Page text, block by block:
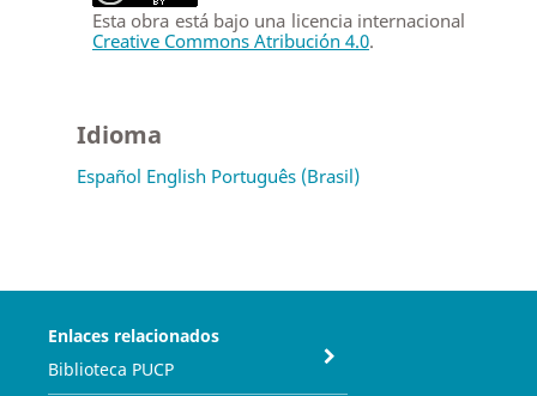
Esta obra está bajo una licencia internacional
Creative Commons Atribución 4.0.
Idioma
Español English Português (Brasil)
Enlaces relacionados
Biblioteca PUCP